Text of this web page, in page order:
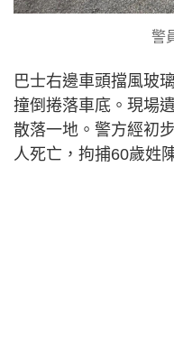
警
巴士右邊車頭擋風玻
撞倒捲落車底。現場
散落一地。警方經初
人死亡，拘捕60歲姓